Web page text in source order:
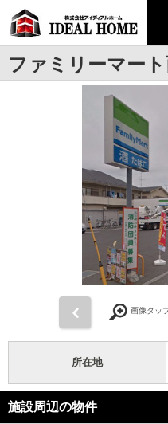
ファミリーマー
画像タッ
所在地
施設周辺の物件